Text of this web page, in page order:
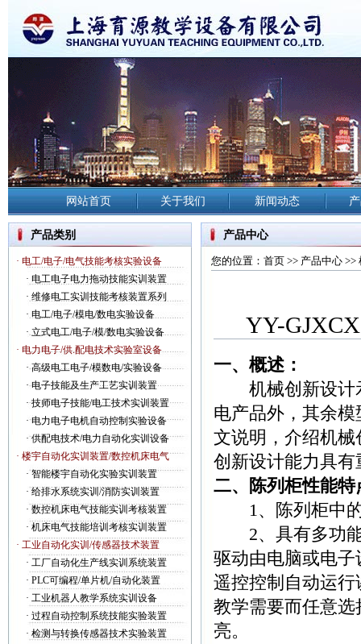
网站首页 关于我们 新闻动态
产品类别
· 电工/电子/电气技能考核实验设备
· 电工电子电力拖动技能实训装置
· 维修电工实训技能考核装置系列
· 电工/电子/模电/数电实验设备
·立式电工/电子/模/数电实验设备
· 电力电子/供.配电技术实验室设备
·高级电工电子/模数电/实验设备
·电子技能及生产工艺实训装置
·技师电子技能/电工技术实训装置
·电力电子电机自动控制实验设备
·供配电技术/电力自动化实训设备
· 楼宇自动化实训装置/数控机床电气
·智能楼宇自动化实验实训装置
· 给排水系统实训/消防实训装置
· 数控机床电气技能实训考核装置
· 机床电气技能培训考核实训装置
· 工业自动化实训/传感器技术装置
· 工厂自动化生产线实训系统装置
· PLC可编程/单片机/自动化装置
· 工业机器人教学系统实训设备
· 过程自动控制系统技能实验装置
· 检测与转换传感器技术实验装置
产品中心
您的位置： 首页 >> 产品中心 >>
YY-
一、概述：
机械创新设计示
电产品外，其余
文说明，介绍机
创新设计能力具
二、陈列柜性能特
1、陈列柜中的
2、具有多功能
驱动由电脑或电
遥控控制自动运
教学需要而任意
亮。